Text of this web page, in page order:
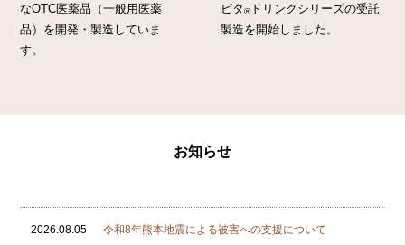
なOTC医薬品（一般用医薬
品）を開発・製造していま
す。
ビタ®ドリンクシリーズの受託
製造を開始しました。
お知らせ
2026.08.05 令和8年熊本地震による被害への支援について